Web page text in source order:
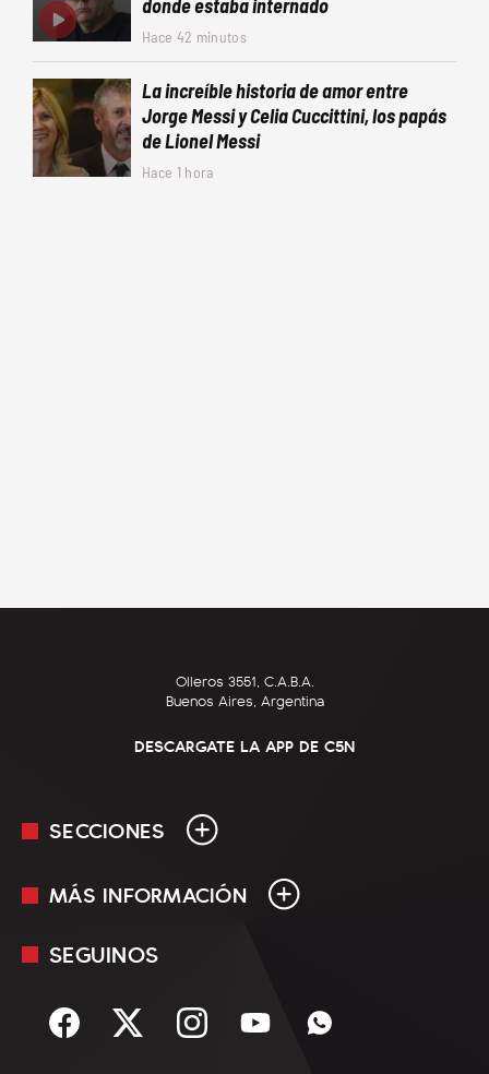
donde estaba internado
Hace 42 minutos
La increíble historia de amor entre
Jorge Messi y Celia Cuccittini, los papás
de Lionel Messi
Hace 1 hora
Olleros 3551, C.A.B.A.
Buenos Aires, Argentina
DESCARGATE LA APP DE C5N
SECCIONES
En Vivo
Sociedad
MÁS INFORMACIÓN
Mediakit
Términos y condiciones
SEGUINOS